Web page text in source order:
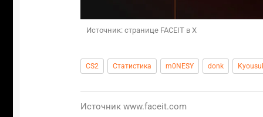
Источник: странице FACEIT в X
CS2 Статистика m0NESY donk
Источник www.faceit.com